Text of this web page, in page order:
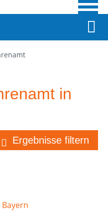
in
Ergebnisse filtern